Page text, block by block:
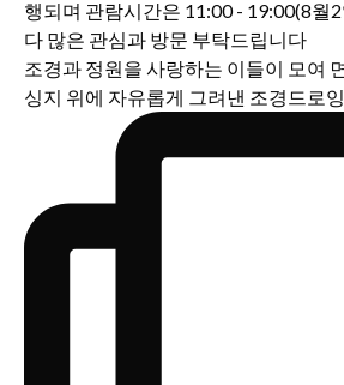
조경과 정원을 사랑하는 이들이 모여
싱지 위에 자유롭게 그려낸 조경드로잉